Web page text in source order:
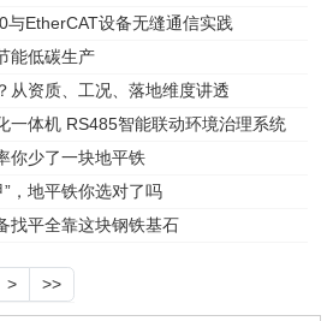
与EtherCAT设备无缝通信实践
能低碳生产
从资质、工况、落地维度讲透
一体机 RS485智能联动环境治理系统
你少了一块地平铁
，地平铁你选对了吗
找平全靠这块钢铁基石
> >>